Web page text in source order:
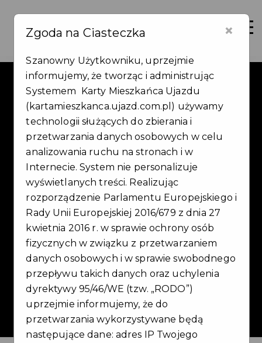
Zaloguj
EBK CAR CENTER EWA
BORYCZKA-KNAP
×
Zgoda na Ciasteczka
Szanowny Użytkowniku, uprzejmie
informujemy, że tworząc i administrując
Systemem Karty Mieszkańca Ujazdu
(kartamieszkanca.ujazd.com.pl) używamy
technologii służących do zbierania i
przetwarzania danych osobowych w celu
analizowania ruchu na stronach i w
Internecie. System nie personalizuje
wyświetlanych treści. Realizując
rozporządzenie Parlamentu Europejskiego i
Rady Unii Europejskiej 2016/679 z dnia 27
kwietnia 2016 r. w sprawie ochrony osób
fizycznych w związku z przetwarzaniem
danych osobowych i w sprawie swobodnego
przepływu takich danych oraz uchylenia
dyrektywy 95/46/WE (tzw. „RODO”)
uprzejmie informujemy, że do
przetwarzania wykorzystywane będą
następujące dane: adres IP Twojego